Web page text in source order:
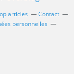
articles
Contact
personnelles